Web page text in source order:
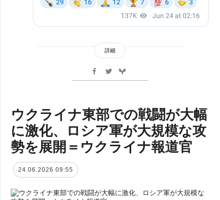
詳細
ウクライナ東部での戦闘が大幅
に激化、ロシア軍が大規模な攻
勢を展開＝ウクライナ報道官
24.06.2026 09:55